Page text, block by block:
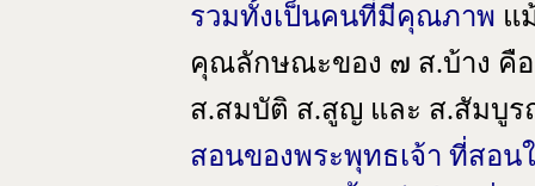
รวมทั้งเป็นคนที่มีคุณภาพ แ
คุณลักษณะของ ๗ ส.บ้าง คือ
ส.สมบัติ ส.สูญ และ ส.สัมบู
สอนของพระพุทธเจ้า ที่สอ